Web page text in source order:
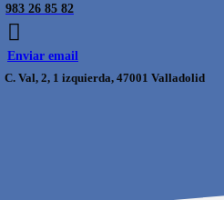
983 26 85 82
Enviar email
C. Val, 2, 1 izquierda, 47001 Valladolid